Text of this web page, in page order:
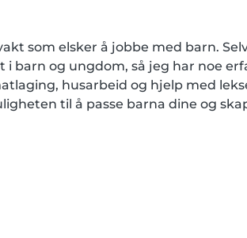
som elsker å jobbe med barn.
barn og ungdom, så jeg har noe
husarbeid og hjelp med
til å passe barna dine og